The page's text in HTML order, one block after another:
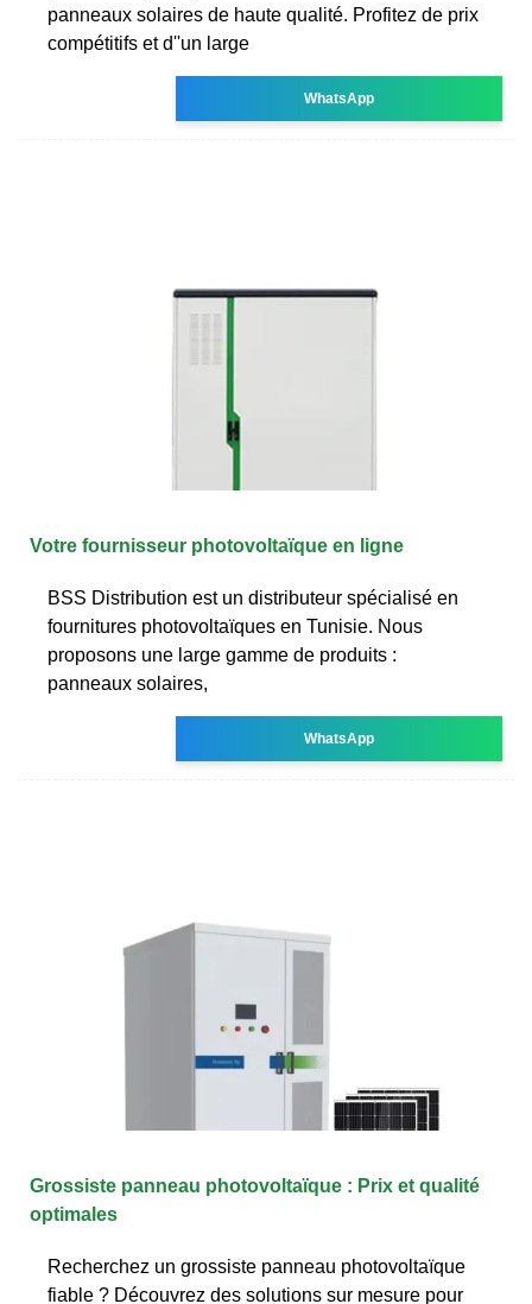
panneaux solaires de haute qualité. Profitez de prix
compétitifs et d''un large
WhatsApp
Votre fournisseur photovoltaïque en ligne
BSS Distribution est un distributeur spécialisé en
fournitures photovoltaïques en Tunisie. Nous
proposons une large gamme de produits :
panneaux solaires,
WhatsApp
Grossiste panneau photovoltaïque : Prix et qualité
optimales
Recherchez un grossiste panneau photovoltaïque
fiable ? Découvrez des solutions sur mesure pour